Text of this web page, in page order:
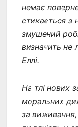
немає
стикається з
змушений
визначить не
Еллі.
На тлі нових
моральних
за